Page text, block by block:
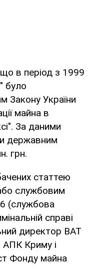
в період з 1999
було
Закону України
майна в
За даними
державним
грн.
статтею
службовим
(службова
справі
директор ВАТ
АПК Криму і
Фонду майна